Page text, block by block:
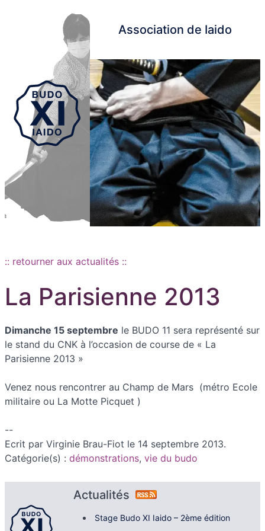
Association de Iaido
:: retourner aux actualités ::
La Parisienne 2013
Dimanche 15 septembre le BUDO 11 sera représenté sur
le stand du CNK à l’occasion de course de « La
Parisienne 2013 »
Venez nous rencontrer au Champ de Mars (métro Ecole
militaire ou La Motte Picquet )
--
Ecrit par Virginie Brau-Fiot le 14 septembre 2013.
Catégorie(s) : démonstrations, vie du budo
Actualités
Stage Budo XI Iaido – 2ème édition